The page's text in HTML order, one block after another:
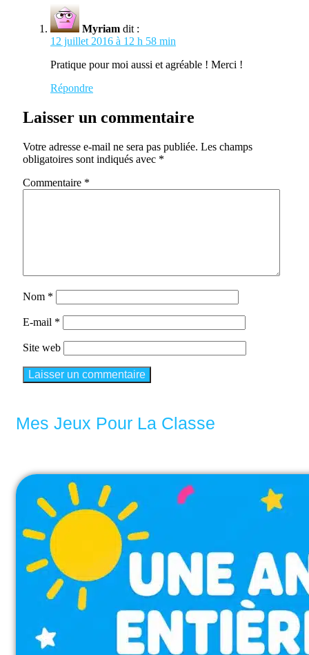
Myriam dit :
12 juillet 2016 à 12 h 58 min
Pratique pour moi aussi et agréable ! Merci !
Répondre
Laisser un commentaire
Votre adresse e-mail ne sera pas publiée. Les champs
obligatoires sont indiqués avec *
Commentaire *
Nom *
E-mail *
Site web
Mes Jeux Pour La Classe